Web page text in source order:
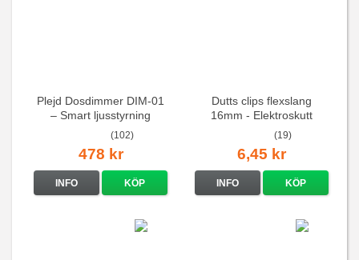
Plejd Dosdimmer DIM-01
– Smart ljusstyrning
(102)
478 kr
INFO KÖP
Dutts clips flexslang
16mm - Elektroskutt
(19)
6,45 kr
INFO KÖP